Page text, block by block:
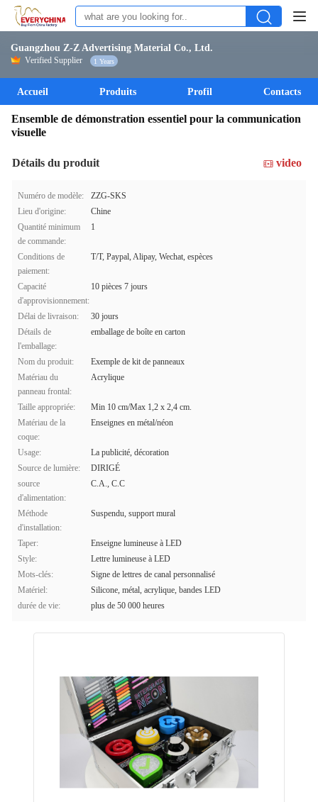
Guangzhou Z-Z Advertising Material Co., Ltd.
Verified Supplier 1 Years
Accueil Produits Profil Contacts
Ensemble de démonstration essentiel pour la communication
visuelle
Détails du produit video
Numéro de modèle:
ZZG-SKS
Lieu d'origine:
Chine
Quantité minimum
de commande:
1
Conditions de
paiement:
T/T, Paypal, Alipay, Wechat, espèces
Capacité
d'approvisionnement:
10 pièces 7 jours
Délai de livraison:
30 jours
Détails de
l'emballage:
emballage de boîte en carton
Nom du produit:
Exemple de kit de panneaux
Matériau du
panneau frontal:
Acrylique
Taille appropriée:
Min 10 cm/Max 1,2 x 2,4 cm.
Matériau de la
coque:
Enseignes en métal/néon
Usage:
La publicité, décoration
Source de lumière:
DIRIGÉ
source
d'alimentation:
C.A., C.C
Méthode
d'installation:
Suspendu, support mural
Taper:
Enseigne lumineuse à LED
Style:
Lettre lumineuse à LED
Mots-clés:
Signe de lettres de canal personnalisé
Matériel:
Silicone, métal, acrylique, bandes LED
durée de vie:
plus de 50 000 heures